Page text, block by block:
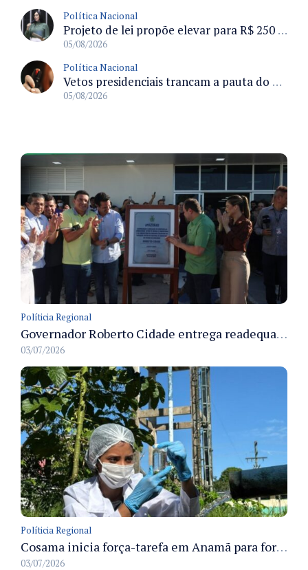
Política Nacional
Projeto de lei propõe elevar para R$ 250 mil limite de isenção do IPI para pessoas com deficiência e autismo
05/08/2026
Política Nacional
Vetos presidenciais trancam a pauta do Congresso com 87 itens pendentes e incluem trechos do Orçamento de 2026
05/08/2026
Políticia Regional
Governador Roberto Cidade entrega readequação do ambulatório da FCecon e amplia capacidade de atendimento oncológico em Manaus
03/07/2026
Políticia Regional
Cosama inicia força-tarefa em Anamã para fortalecer abastecimento de água e segurança hídrica da população
03/07/2026